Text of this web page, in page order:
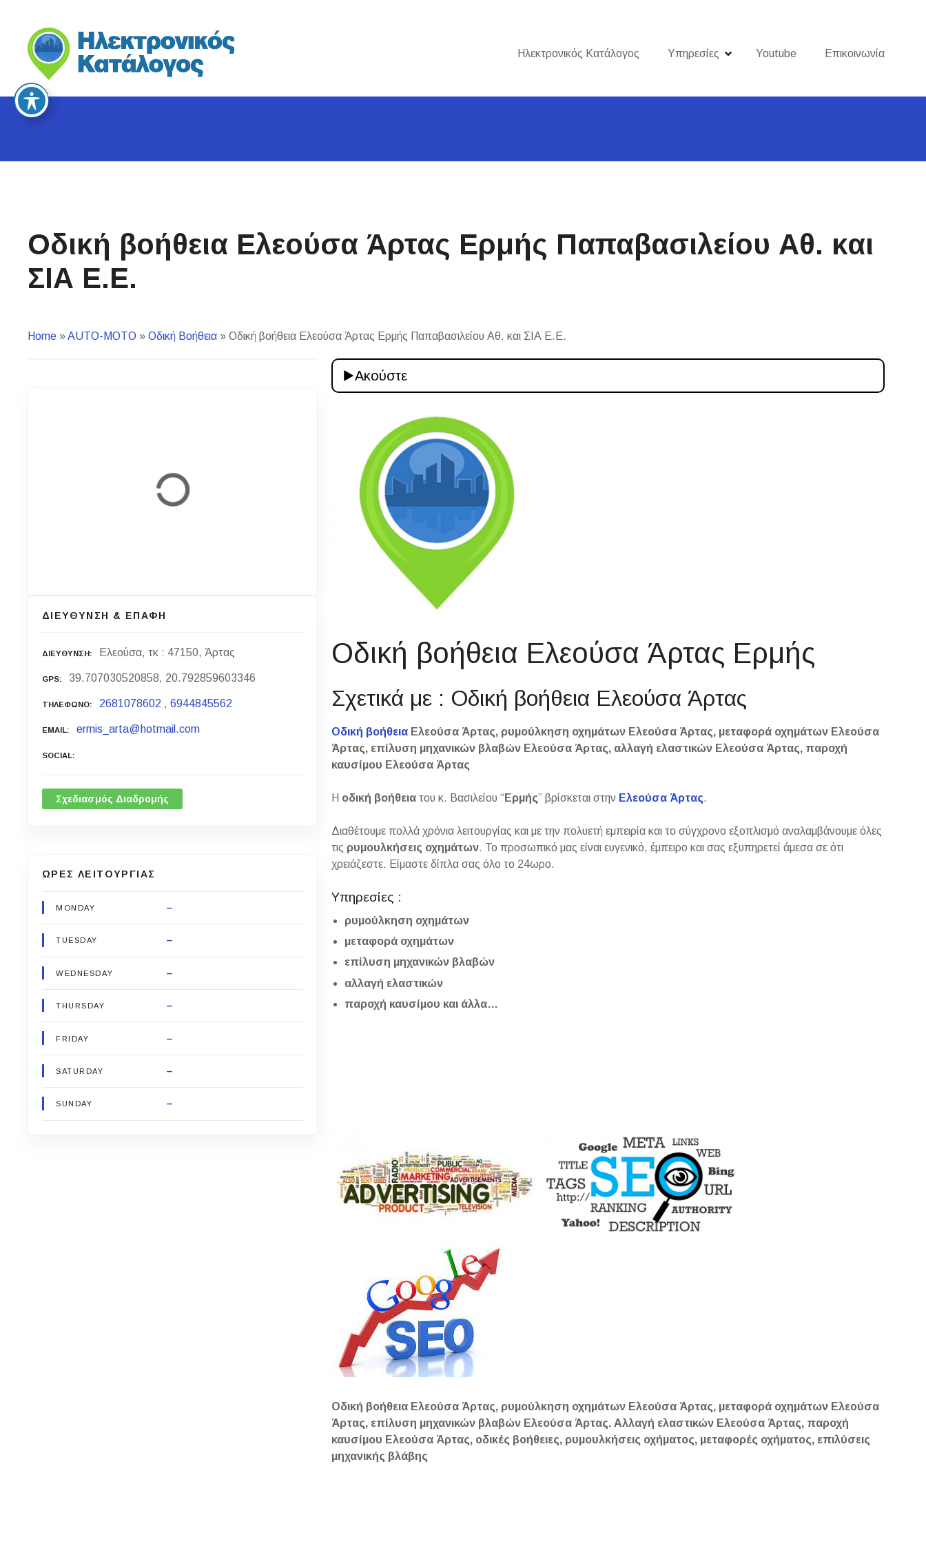
Ηλεκτρονικός Κατάλογος Υπηρεσίες Youtube Επικοινωνία
Οδική βοήθεια Ελεούσα Άρτας Ερμής Παπαβασιλείου Αθ. και
ΣΙΑ Ε.Ε.
Home »AUTO-MOTO » Οδική Βοήθεια » Οδική βοήθεια Ελεούσα Άρτας Ερμής Παπαβασιλείου Αθ. και ΣΙΑ Ε.Ε.
ΔΙΕΥΘΥΝΣΗ & ΕΠΑΦΗ
ΔΙΕΥΘΥΝΣΗ Ελεούσα, τκ : 47150, Άρτας
GPS 39.707030520858, 20.792859603346
ΤΗΛΕΦΩΝΟ 2681078602 , 6944845562
EMAIL ermis_arta@hotmail.com
SOCIAL
Σχεδιασμός Διαδρομής
ΩΡΕΣ ΛΕΙΤΟΥΡΓΙΑΣ
MONDAY –
TUESDAY –
WEDNESDAY –
THURSDAY –
FRIDAY –
SATURDAY –
SUNDAY –
Ακούστε
Οδική βοήθεια Ελεούσα Άρτας Ερμής
Σχετικά με : Οδική βοήθεια Ελεούσα Άρτας
Οδική βοήθεια Ελεούσα Άρτας, ρυμούλκηση οχημάτων Ελεούσα Άρτας, μεταφορά οχημάτων Ελεούσα
Άρτας, επίλυση μηχανικών βλαβών Ελεούσα Άρτας, αλλαγή ελαστικών Ελεούσα Άρτας, παροχή
καυσίμου Ελεούσα Άρτας
Η οδική βοήθεια του κ. Βασιλείου “ Ερμής” βρίσκεται στην Ελεούσα Άρτας.
Διαθέτουμε πολλά χρόνια λειτουργίας και με την πολυετή εμπειρία και το σύγχρονο εξοπλισμό αναλαμβάνουμε όλες
τις ρυμουλκήσεις οχημάτων. Το προσωπικό μας είναι ευγενικό, έμπειρο και σας εξυπηρετεί άμεσα σε ότι
χρειάζεστε. Είμαστε δίπλα σας όλο το 24ωρο.
Υπηρεσίες :
ρυμούλκηση οχημάτων
μεταφορά οχημάτων
επίλυση μηχανικών βλαβών
αλλαγή ελαστικών
παροχή καυσίμου και άλλα…
Οδική βοήθεια Ελεούσα Άρτας, ρυμούλκηση οχημάτων Ελεούσα Άρτας, μεταφορά οχημάτων Ελεούσα
Άρτας, επίλυση μηχανικών βλαβών Ελεούσα Άρτας. Αλλαγή ελαστικών Ελεούσα Άρτας, παροχή
καυσίμου Ελεούσα Άρτας, οδικές βοήθειες, ρυμουλκήσεις οχήματος, μεταφορές οχήματος, επιλύσεις
μηχανικής βλάβης